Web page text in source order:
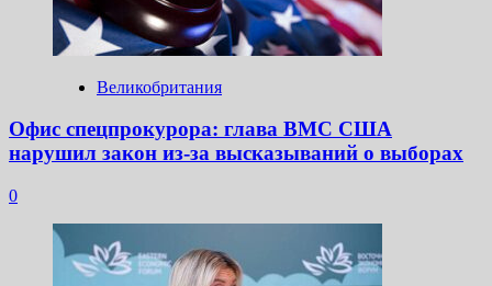
Великобритания
Офис спецпрокурора: глава ВМС США
нарушил закон из-за высказываний о выборах
0